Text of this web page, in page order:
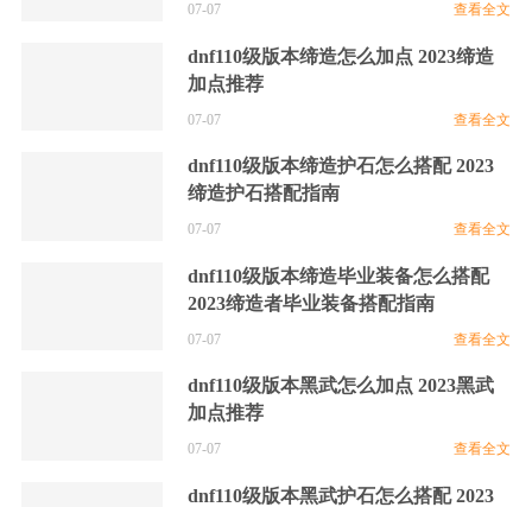
07-07 查看全文
dnf110级版本缔造怎么加点 2023缔造
加点推荐
07-07 查看全文
dnf110级版本缔造护石怎么搭配 2023
缔造护石搭配指南
07-07 查看全文
dnf110级版本缔造毕业装备怎么搭配
2023缔造者毕业装备搭配指南
07-07 查看全文
dnf110级版本黑武怎么加点 2023黑武
加点推荐
07-07 查看全文
dnf110级版本黑武护石怎么搭配 2023